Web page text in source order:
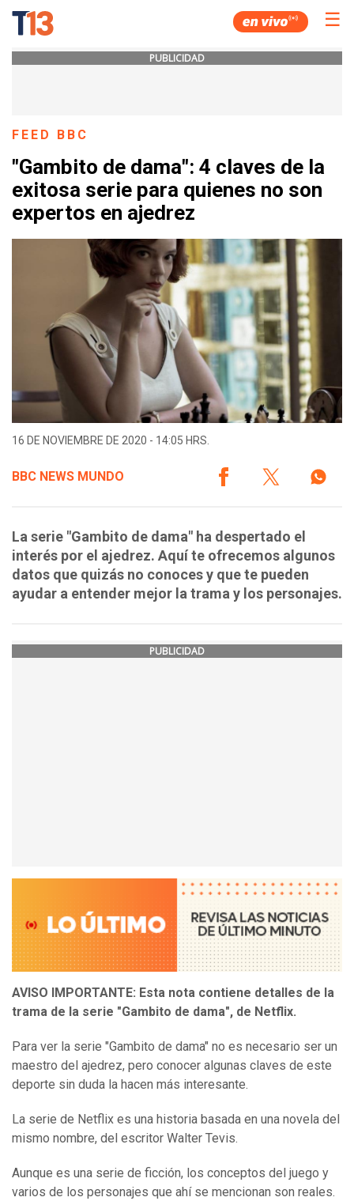
☰
PUBLICIDAD
FEED BBC
"Gambito de dama": 4 claves de la
exitosa serie para quienes no son
expertos en ajedrez
16 DE NOVIEMBRE DE 2020 - 14:05 HRS.
BBC NEWS MUNDO
La serie "Gambito de dama" ha despertado el
interés por el ajedrez. Aquí te ofrecemos algunos
datos que quizás no conoces y que te pueden
ayudar a entender mejor la trama y los personajes.
PUBLICIDAD
AVISO IMPORTANTE: Esta nota contiene detalles de la
trama de la serie "Gambito de dama", de Netflix.
Para ver la serie "Gambito de dama" no es necesario ser un
maestro del ajedrez, pero conocer algunas claves de este
deporte sin duda la hacen más interesante.
La serie de Netflix es una historia basada en una novela del
mismo nombre, del escritor Walter Tevis.
Aunque es una serie de ficción, los conceptos del juego y
varios de los personajes que ahí se mencionan son reales.